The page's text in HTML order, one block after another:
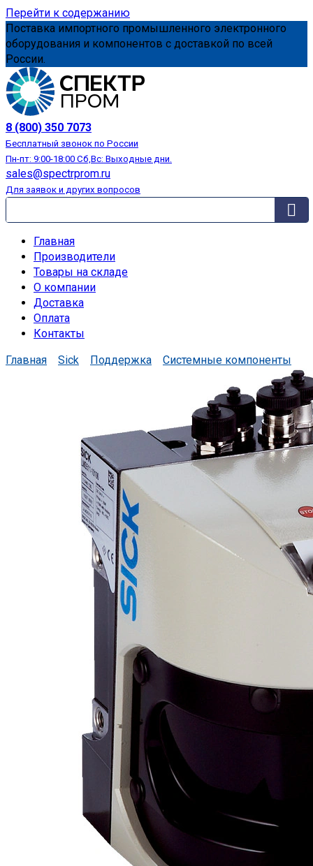
Перейти к содержанию
Поставка импортного промышленного электронного
оборудования и компонентов с доставкой по всей
России.
8 (800) 350 7073
Бесплатный звонок по России
Пн-пт: 9:00-18:00 Сб,Вс: Выходные дни.
sales@spectrprom.ru
Для заявок и других вопросов
Главная
Производители
Товары на складе
О компании
Доставка
Оплата
Контакты
Главная
Sick Поддержка Системные компоненты